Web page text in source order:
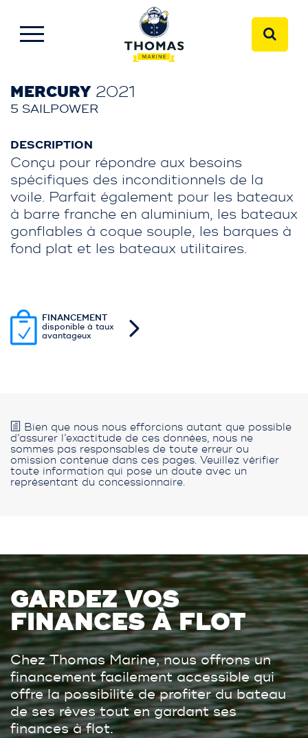
MERCURY 2021
5 SAILPOWER
DESCRIPTION
Conçu pour répondre aux besoins
spécifiques des inconditionnels de la
voile. Parfait également pour les bateaux
à barre franche en aluminium, les bateaux
gonflables à coque souple, les barques à
fond plat et les bateaux utilitaires.
FINANCEMENT
disponible à taux
avantageux
Bien que nous nous efforcions autant que possible
d’assurer l’exactitude de ces données, nous ne
sommes pas responsables de toute erreur ou
omission contenue dans ces pages. Veuillez vérifier
toute information qui pose un doute avec un
représentant du concessionnaire.
GARDEZ VOS
FINANCES À FLOT
Chez Thomas Marine, nous offrons un
financement facilement accessible qui
offre la possibilité de profiter du bateau
de ses rêves tout en gardant ses
finances à flot.